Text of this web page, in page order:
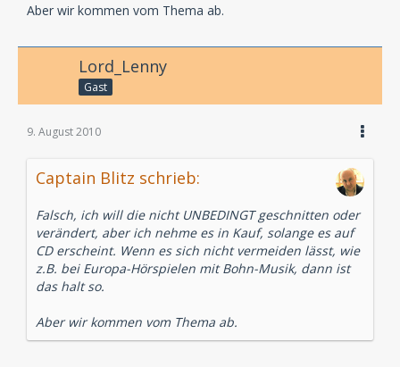
Aber wir kommen vom Thema ab.
Lord_Lenny
Gast
9. August 2010
Captain Blitz schrieb:
Falsch, ich will die nicht UNBEDINGT geschnitten oder
verändert, aber ich nehme es in Kauf, solange es auf
CD erscheint. Wenn es sich nicht vermeiden lässt, wie
z.B. bei Europa-Hörspielen mit Bohn-Musik, dann ist
das halt so.
Aber wir kommen vom Thema ab.